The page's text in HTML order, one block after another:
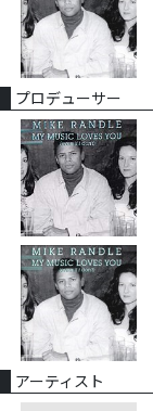
プロデューサー
アーティスト